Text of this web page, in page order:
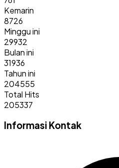
Kemarin
8726
Minggu ini
29932
Bulan ini
31936
Tahun ini
204555
Total Hits
205337
Informasi Kontak